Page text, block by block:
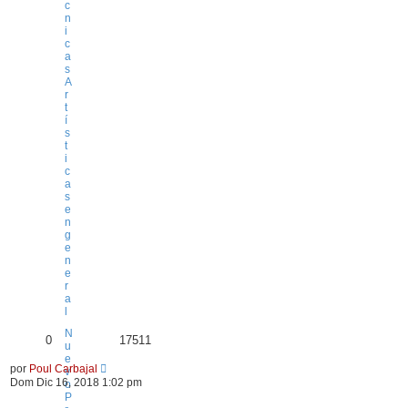
c
n
i
c
a
s
A
r
t
í
s
t
i
c
a
s
e
n
g
e
n
e
r
a
l
N
u
e
v
o
P
0 17511
por Poul Carbajal
Dom Dic 16, 2018 1:02 pm